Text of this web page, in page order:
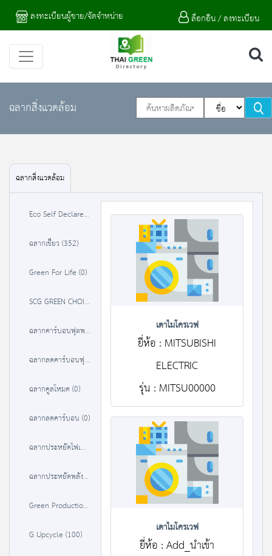
ลงทะเบียนผู้ขาย/จัดจำหน่าย ล็อกอิน / ลงทะเบียน
ฉลากสิ่งแวดล้อม
ฉลากสิ่งแวดล้อม
Eco Self Declare (0)
ฉลากเขียว (352)
Green For Life (0)
SCG GREEN CHOICE (37)
ฉลากคาร์บอนฟุตพริ้นท์ (84)
ฉลากลดคาร์บอนฟุตพริ้นท์ (0)
ฉลากคูลโหมด (0)
ฉลากลดคาร์บอน (0)
ฉลากประหยัดไฟเบอร์ 5 (9302)
ฉลากประหยัดพลังงานประสิทธิภาพสูง (3238)
Green Production (22)
G Upcycle (100)
เตาไมโครเวฟ
ยี่ห้อ : MITSUBISHI
ELECTRIC
รุ่น : MITSU00000
เตาไมโครเวฟ
ยี่ห้อ : Add_นำเข้า